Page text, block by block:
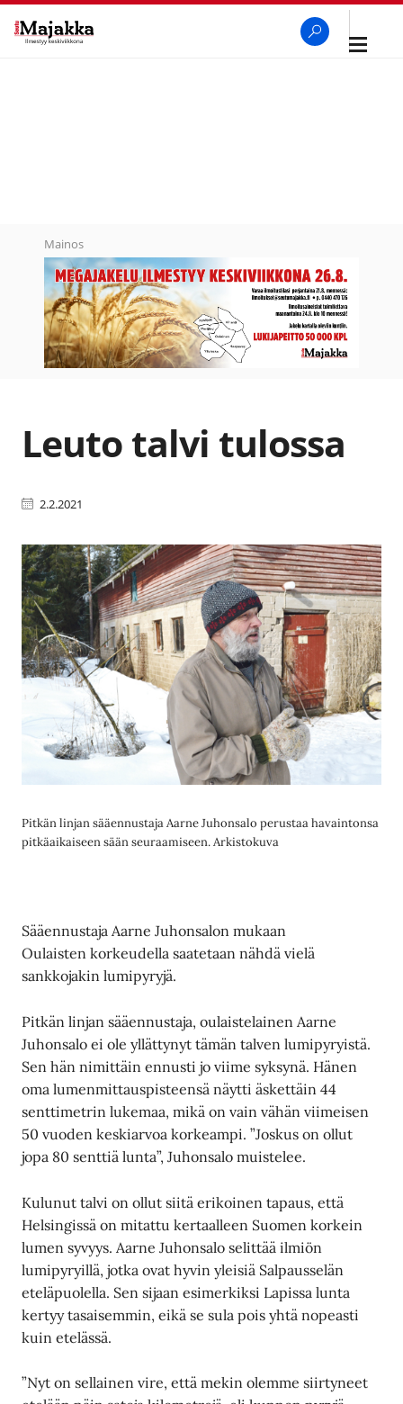
Avaa
Mainos
Leuto talvi tulossa
2.2.2021
Pitkän linjan sääennustaja Aarne Juhonsalo perustaa havaintonsa
pitkäaikaiseen sään seuraamiseen. Arkistokuva
Sääennustaja Aarne Juhonsalon mukaan
Oulaisten korkeudella saatetaan nähdä vielä
sankkojakin lumipyryjä.
Pitkän linjan sääennustaja, oulaistelainen Aarne
Juhonsalo ei ole yllättynyt tämän talven lumipyryistä.
Sen hän nimittäin ennusti jo viime syksynä. Hänen
oma lumenmittauspisteensä näytti äskettäin 44
senttimetrin lukemaa, mikä on vain vähän viimeisen
50 vuoden keskiarvoa korkeampi. ”Joskus on ollut
jopa 80 senttiä lunta”, Juhonsalo muistelee.
Kulunut talvi on ollut siitä erikoinen tapaus, että
Helsingissä on mitattu kertaalleen Suomen korkein
lumen syvyys. Aarne Juhonsalo selittää ilmiön
lumipyryillä, jotka ovat hyvin yleisiä Salpausselän
eteläpuolella. Sen sijaan esimerkiksi Lapissa lunta
kertyy tasaisemmin, eikä se sula pois yhtä nopeasti
kuin etelässä.
”Nyt on sellainen vire, että mekin olemme siirtyneet